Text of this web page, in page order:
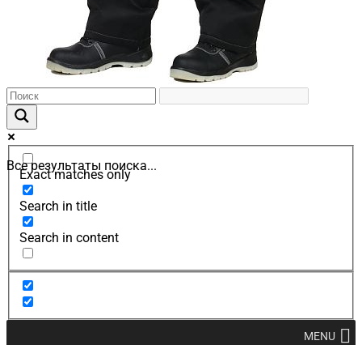
Все результаты поиска...
Exact matches only
Search in title
Search in content
MENU